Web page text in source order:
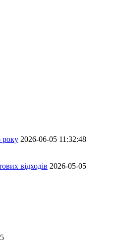
року 2026-06-05 11:32:48
відходів 2026-05-05